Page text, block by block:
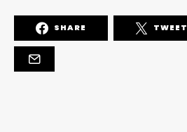
SHARE TWEET